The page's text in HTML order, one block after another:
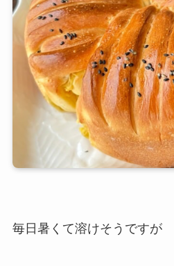
毎日暑くて溶けそうですが